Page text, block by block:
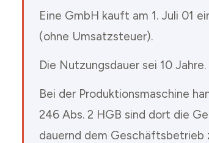
Eine GmbH kauft am 1. Juli 01
(ohne Umsatzsteuer).
Die Nutzungsdauer sei 10 Jahre.
Bei der Produktionsmaschine
246 Abs. 2 HGB sind dort die
dauernd dem Geschäftsbetrieb